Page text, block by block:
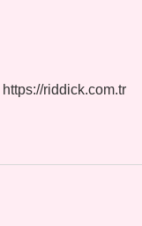
https://riddick.com.tr